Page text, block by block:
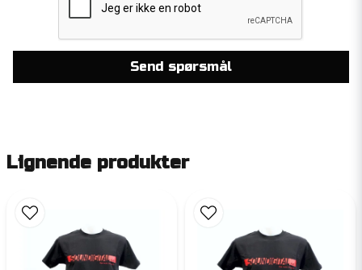
Send spørsmål
Lignende produkter